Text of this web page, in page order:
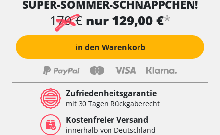
Wischersteuerung
Xenon links
Xenon rechts
Zentrale Bedieneinheit
Zentralelektronik
Zentralelektronik hinten
Zentralelektronik vorne
Zentralelektronik vorne Beifahrer
Zentralelektronik vorne Fahrer
Verfügbarkeit abhängig von Modell, Motorisierung, Ausstattung
und Konfiguration
SUPER-SOMMER-SCHNÄPPCHEN!
179 € nur 129,00 €*
in den Warenkorb
Zufriedenheitsgarantie
mit 30 Tagen Rückgaberecht
Kostenfreier Versand
innerhalb von Deutschland